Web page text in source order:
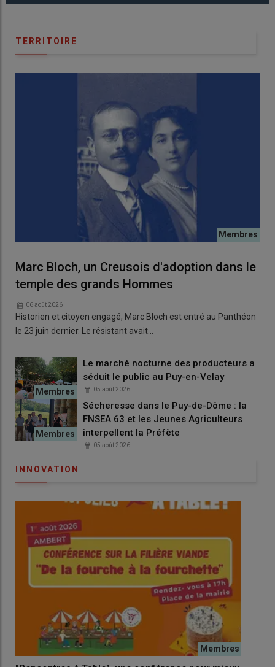
TERRITOIRE
Marc Bloch, un Creusois d'adoption dans le
temple des grands Hommes
06 août 2026
Historien et citoyen engagé, Marc Bloch est entré au Panthéon
le 23 juin dernier. Le résistant avait…
Le marché nocturne des producteurs a
séduit le public au Puy-en-Velay
05 août 2026
Sécheresse dans le Puy-de-Dôme : la
FNSEA 63 et les Jeunes Agriculteurs
interpellent la Préfète
05 août 2026
INNOVATION